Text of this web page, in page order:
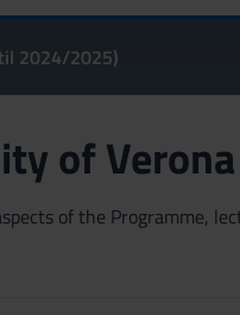
2024/2025)
of Verona
of the Programme,